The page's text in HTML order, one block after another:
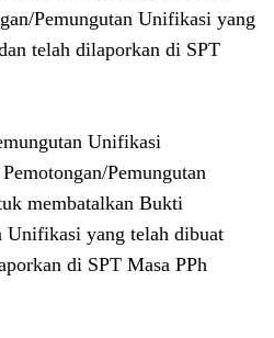
Pemungutan Unifikasi yang
telah dilaporkan di SPT
Unifikasi
Pemungutan
membatalkan Bukti
Unifikasi yang telah dibuat
di SPT Masa PPh